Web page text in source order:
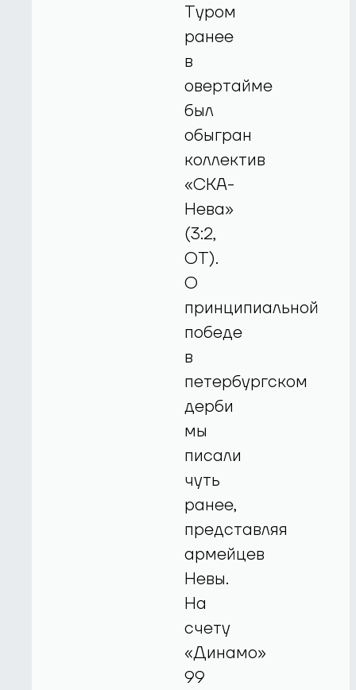
Туром
ранее
в
овертайме
был
обыгран
коллектив
«СКА-
Нева»
(3:2,
ОТ).
О
принципиальной
победе
в
петербургском
дерби
мы
писали
чуть
ранее,
представляя
армейцев
Невы.
На
счету
«Динамо»
99